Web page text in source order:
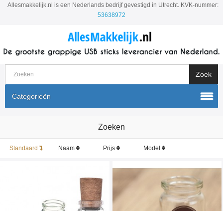
Allesmakkelijk.nl is een Nederlands bedrijf gevestigd in Utrecht. KVK-nummer:
53638972
Categorieën
Zoeken
Standaard Naam Prijs Model